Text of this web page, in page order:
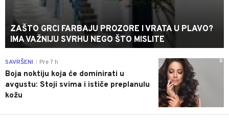
ZAŠTO GRCI FARBAJU PROZORE I VRATA U PLAVO?
IMA VAŽNIJU SVRHU NEGO ŠTO MISLITE
0
SAVRŠENI Pre 7 h
Boja noktiju koja će dominirati u
avgustu: Stoji svima i ističe preplanulu
kožu